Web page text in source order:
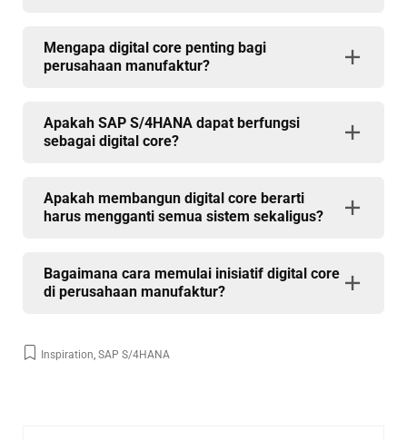
Mengapa digital core penting bagi
perusahaan manufaktur?
Apakah SAP S/4HANA dapat berfungsi
sebagai digital core?
Apakah membangun digital core berarti
harus mengganti semua sistem sekaligus?
Bagaimana cara memulai inisiatif digital core
di perusahaan manufaktur?
Inspiration, SAP S/4HANA